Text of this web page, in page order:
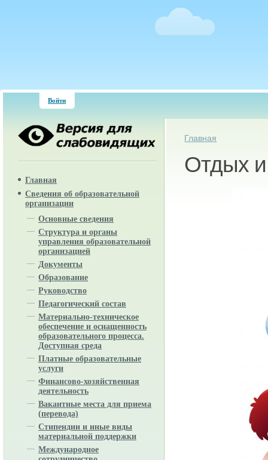
Войти
Главная
Сведения об образовательной
организации
Основные сведения
Структура и органы
управления образовательной
организацией
Документы
Образование
Руководство
Педагогический состав
Материально-техническое
обеспечение и оснащенность
образовательного процесса.
Доступная среда
Платные образовательные
услуги
Финансово-хозяйственная
деятельность
Вакантные места для приема
(перевода)
Стипендии и иные виды
материальной поддержки
Международное
Вы здесь
Главная
Отдых